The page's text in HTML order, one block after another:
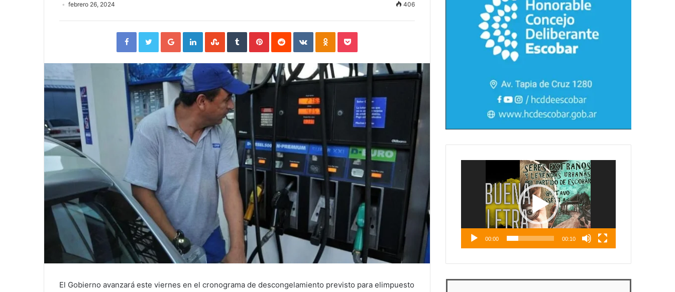
febrero 26, 2024 406
FacebookTwitterGoogle+LinkedInStumbleUpon
TumblrPinterestReddit VKontakteOdnoklassniki
Pocket
El Gobierno avanzará este viernes en el cronograma de descongelamiento previsto para elimpuesto
00:00 00:10